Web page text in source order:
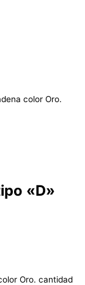
color Oro.
«D»
Oro. cantidad